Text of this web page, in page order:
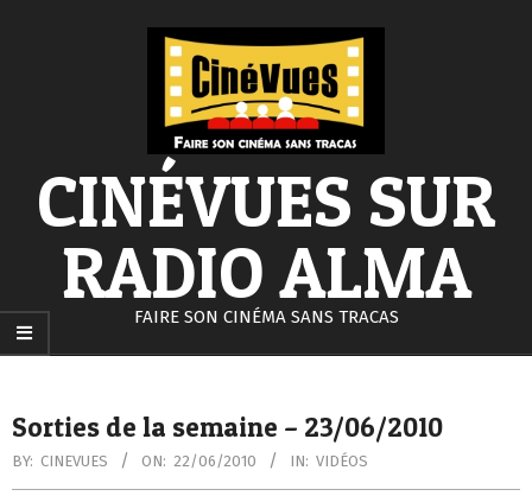
CINÉVUES SUR
RADIO ALMA
FAIRE SON CINÉMA SANS TRACAS
Menu
Sorties de la semaine – 23/06/2010
BY: CINEVUES ON: 22/06/2010 IN: VIDÉOS